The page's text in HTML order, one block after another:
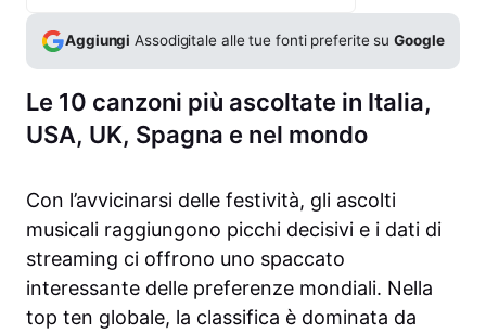
Aggiungi Assodigitale alle tue fonti preferite suGoogle
Le 10 canzoni più ascoltate in Italia,
USA, UK, Spagna e nel mondo
Con l’avvicinarsi delle festività, gli ascolti
musicali raggiungono picchi decisivi e i dati di
streaming ci offrono uno spaccato
interessante delle preferenze mondiali. Nella
top ten globale, la classifica è dominata da